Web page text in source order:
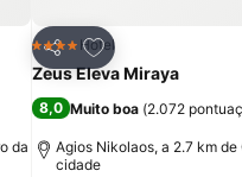
da
Partilhar
Adicionar aos
4 EstrelasHotel
Zeus Eleva Miraya
8,0 Muito boa (2.072
Agios Nikolaos, a 2.7 km de
cidade